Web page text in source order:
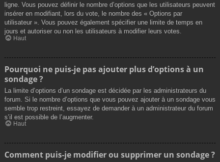
ligne. Vous pouvez définir le nombre d’options que les utilisateurs peuvent
insérer en modifiant, lors du vote, le nombre des « Options par
utilisateur ». Vous pouvez également spécifier une limite de temps en
jours et autoriser ou non les utilisateurs à modifier leurs votes.
Haut
Pourquoi ne puis-je pas ajouter plus d’options à un
sondage ?
La limite d’options d’un sondage est décidée par les administrateurs du
forum. Si le nombre d’options que vous pouvez ajouter à un sondage vous
semble trop restreint, essayez de demander à un administrateur du forum
s’il est possible de l’augmenter.
Haut
Comment puis-je modifier ou supprimer un sondage ?